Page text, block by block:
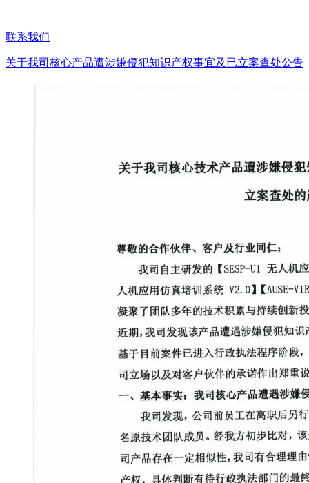
联系我们
关于我司核心产品遭涉嫌侵犯知识产权事宜及已立案查处公告